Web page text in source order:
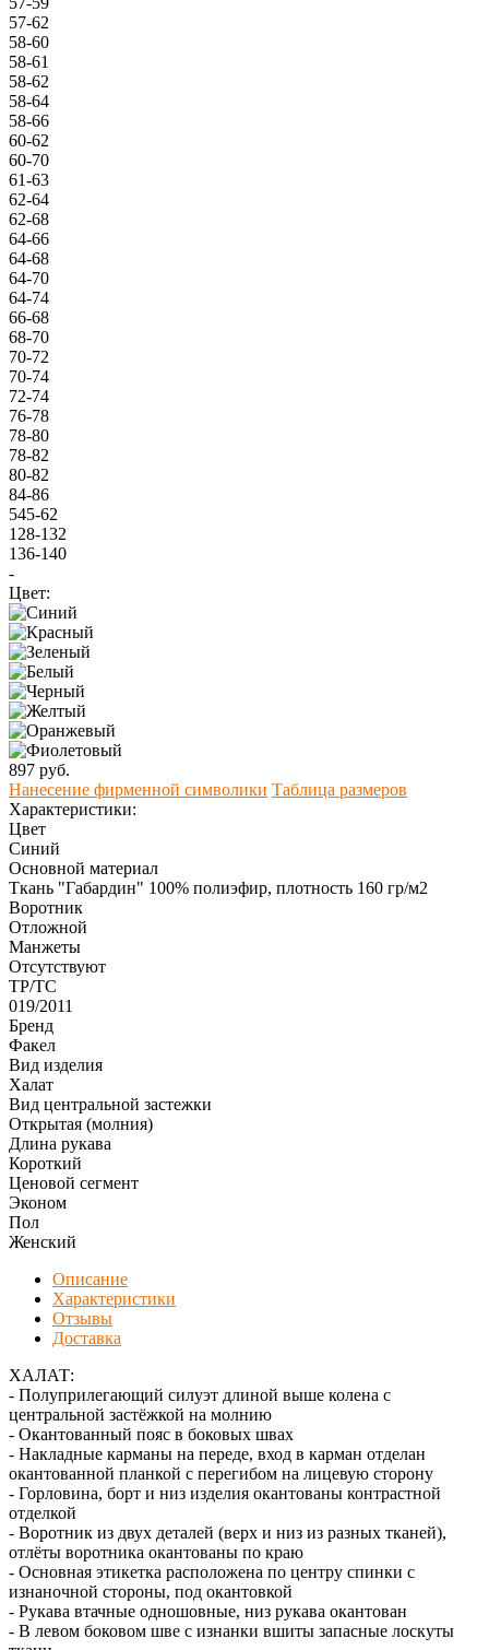
57-62
58-60
58-61
58-62
58-64
58-66
60-62
60-70
61-63
62-64
62-68
64-66
64-68
64-70
64-74
66-68
68-70
70-72
70-74
72-74
76-78
78-80
78-82
80-82
84-86
545-62
128-132
136-140
-
Цвет:
897 руб.
Нанесение фирменной символики Таблица размеров
Характеристики:
Цвет
Синий
Основной материал
Ткань "Габардин" 100% полиэфир, плотность 160 гр/м2
Воротник
Отложной
Манжеты
Отсутствуют
ТР/ТС
019/2011
Бренд
Факел
Вид изделия
Халат
Вид центральной застежки
Открытая (молния)
Длина рукава
Короткий
Ценовой сегмент
Эконом
Пол
Женский
Описание
Характеристики
Отзывы
Доставка
ХАЛАТ:
- Полуприлегающий силуэт длиной выше колена с
центральной застёжкой на молнию
- Окантованный пояс в боковых швах
- Накладные карманы на переде, вход в карман отделан
окантованной планкой с перегибом на лицевую сторону
- Горловина, борт и низ изделия окантованы контрастной
отделкой
- Воротник из двух деталей (верх и низ из разных тканей),
отлёты воротника окантованы по краю
- Основная этикетка расположена по центру спинки с
изнаночной стороны, под окантовкой
- Рукава втачные одношовные, низ рукава окантован
- В левом боковом шве с изнанки вшиты запасные лоскуты